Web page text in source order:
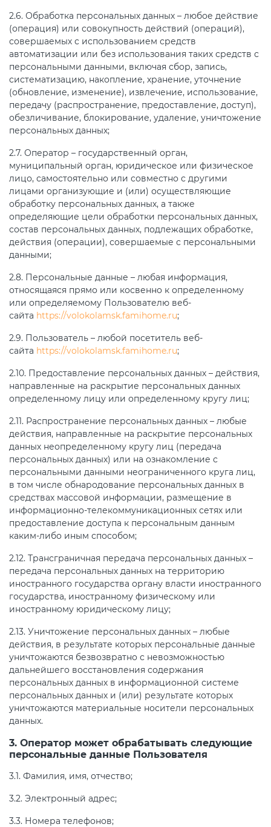
2.6. Обработка персональных данных – любое действие
(операция) или совокупность действий (операций),
совершаемых с использованием средств
автоматизации или без использования таких средств с
персональными данными, включая сбор, запись,
систематизацию, накопление, хранение, уточнение
(обновление, изменение), извлечение, использование,
передачу (распространение, предоставление, доступ),
обезличивание, блокирование, удаление, уничтожение
персональных данных;
2.7. Оператор – государственный орган,
муниципальный орган, юридическое или физическое
лицо, самостоятельно или совместно с другими
лицами организующие и (или) осуществляющие
обработку персональных данных, а также
определяющие цели обработки персональных данных,
состав персональных данных, подлежащих обработке,
действия (операции), совершаемые с персональными
данными;
2.8. Персональные данные – любая информация,
относящаяся прямо или косвенно к определенному
или определяемому Пользователю веб-
сайта https://volokolamsk.famihome.ru;
2.9. Пользователь – любой посетитель веб-
сайта https://volokolamsk.famihome.ru;
2.10. Предоставление персональных данных – действия,
направленные на раскрытие персональных данных
определенному лицу или определенному кругу лиц;
2.11. Распространение персональных данных – любые
действия, направленные на раскрытие персональных
данных неопределенному кругу лиц (передача
персональных данных) или на ознакомление с
персональными данными неограниченного круга лиц,
в том числе обнародование персональных данных в
средствах массовой информации, размещение в
информационно-телекоммуникационных сетях или
предоставление доступа к персональным данным
каким-либо иным способом;
2.12. Трансграничная передача персональных данных –
передача персональных данных на территорию
иностранного государства органу власти иностранного
государства, иностранному физическому или
иностранному юридическому лицу;
2.13. Уничтожение персональных данных – любые
действия, в результате которых персональные данные
уничтожаются безвозвратно с невозможностью
дальнейшего восстановления содержания
персональных данных в информационной системе
персональных данных и (или) результате которых
уничтожаются материальные носители персональных
данных.
3. Оператор может обрабатывать следующие
персональные данные Пользователя
3.1. Фамилия, имя, отчество;
3.2. Электронный адрес;
3.3. Номера телефонов;